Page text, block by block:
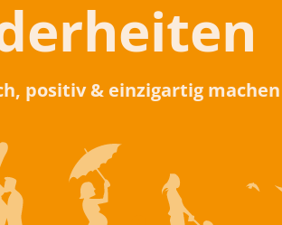
positiv & einzigartig machen